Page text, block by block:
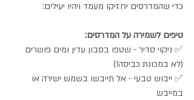
כדי שהמדרסים יחזיקו מעמד ויהיו יעילים:
טיפים לשמירה על המדרסים:
✅ ניקוי סדיר - שטפו בסבון עדין ומים פושרים
(לא במכונת כביסה!)
✅ ייבוש טבעי - אל תייבשו בשמש ישירה או
במייבש